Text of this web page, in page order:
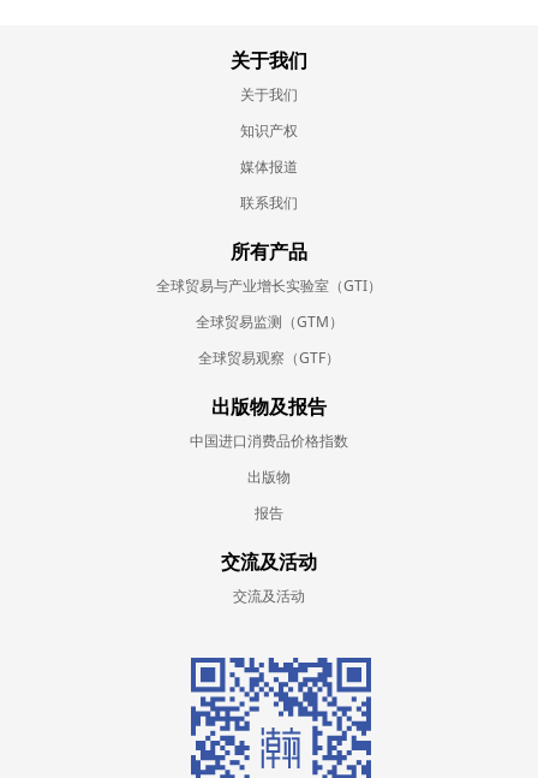
关于我们
关于我们
知识产权
媒体报道
联系我们
所有产品
全球贸易与产业增长实验室（GTI）
全球贸易监测（GTM）
全球贸易观察（GTF）
出版物及报告
中国进口消费品价格指数
出版物
报告
交流及活动
交流及活动